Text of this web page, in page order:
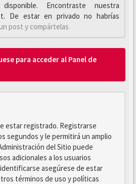
Encontraste nuestra
De estar en privado no habrías
post y compártelas
para acceder al Panel de
estar registrado. Registrarse
segundos y le permitirá un amplio
del Sitio puede
adicionales a los usuarios
asegúrese de estar
términos de uso y políticas